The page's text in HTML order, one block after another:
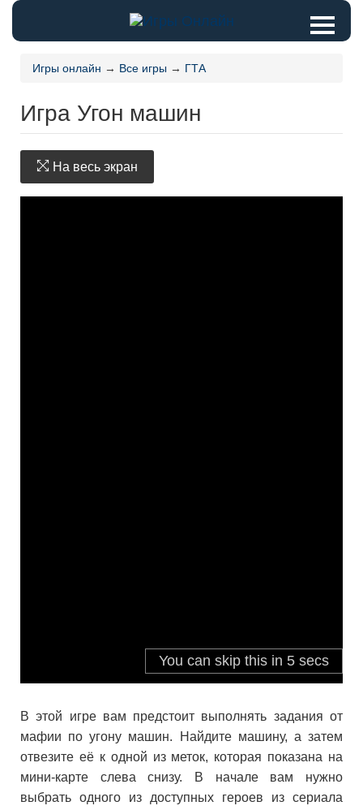
Игры онлайн → Все игры → ГТА
Игра Угон машин
На весь экран
В этой игре вам предстоит выполнять задания от
мафии по угону машин. Найдите машину, а затем
отвезите её к одной из меток, которая показана на
мини-карте слева снизу. В начале вам нужно
выбрать одного из доступных героев из сериала